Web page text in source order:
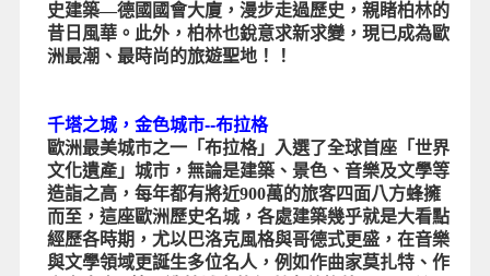
史建築—德國國會大廈，漫步走過歷史，親睹柏林的
昔日風華。此外，柏林也銳意求新求變，現已成為歐
洲最潮、最時尚的旅遊聖地！！
千塔之城，金色城市--布拉格
歐洲最美城市之一「布拉格」入選了全球首座「世界
文化遺產」城市，無論是建築、景色、音樂及文學等
造詣之高，每年都有將近900萬的旅客四面八方蜂擁
而至，這座歐洲歷史名城，各處建築幾乎就是大看點
經歷各時期，尤以巴洛克風格與哥德式更盛，在音樂
與文學領域更誕生多位名人，例如作曲家莫扎特、作